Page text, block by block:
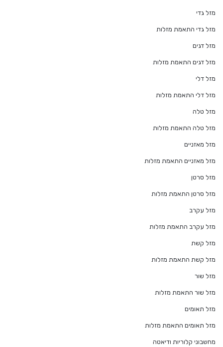
מזל גדי
מזל גדי התאמת מזלות
מזל דגים
מזל דגים התאמת מזלות
מזל דלי
מזל דלי התאמת מזלות
מזל טלה
מזל טלה התאמת מזלות
מזל מאזניים
מזל מאזניים התאמת מזלות
מזל סרטן
מזל סרטן התאמת מזלות
מזל עקרב
מזל עקרב התאמת מזלות
מזל קשת
מזל קשת התאמת מזלות
מזל שור
מזל שור התאמת מזלות
מזל תאומים
מזל תאומים התאמת מזלות
מחשבוני קלוריות ודיאטה